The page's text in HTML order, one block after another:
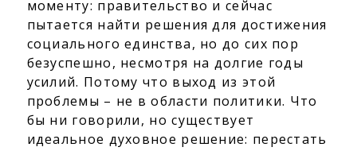
моменту: правительство и сейчас
пытается найти решения для достижения
социального единства, но до сих пор
безуспешно, несмотря на долгие годы
усилий. Потому что выход из этой
проблемы – не в области политики. Что
бы ни говорили, но существует
идеальное духовное решение: перестать